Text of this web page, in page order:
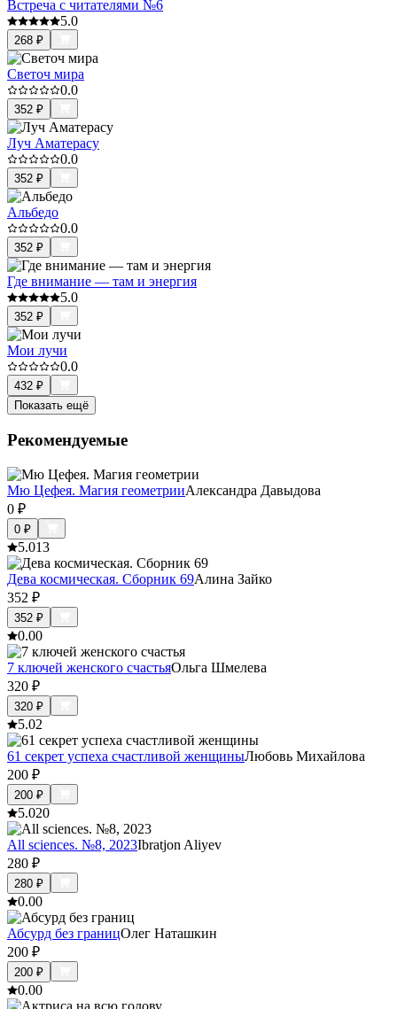
Встреча с читателями №6
5.0
268 ₽
Светоч мира
0.0
352 ₽
Луч Аматерасу
0.0
352 ₽
Альбедо
0.0
352 ₽
Где внимание — там и энергия
5.0
352 ₽
Мои лучи
0.0
432 ₽
Показать ещё
Рекомендуемые
Мю Цефея. Магия геометрииАлександра Давыдова
0 ₽
0 ₽
5.013
Дева космическая. Сборник 69Алина Зайко
352 ₽
352 ₽
0.00
7 ключей женского счастьяОльга Шмелева
320 ₽
320 ₽
5.02
61 секрет успеха счастливой женщиныЛюбовь Михайлова
200 ₽
200 ₽
5.020
All sciences. №8, 2023Ibratjon Aliyev
280 ₽
280 ₽
0.00
Абсурд без границОлег Наташкин
200 ₽
200 ₽
0.00